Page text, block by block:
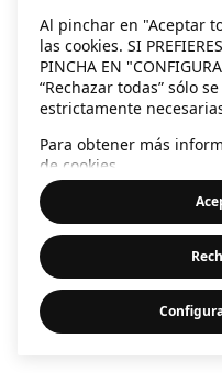
Al pinchar en "Aceptar
las cookies. SI
PINCHA EN
“Rechazar todas” sólo
estrictamente
Para obtener más
de cookies